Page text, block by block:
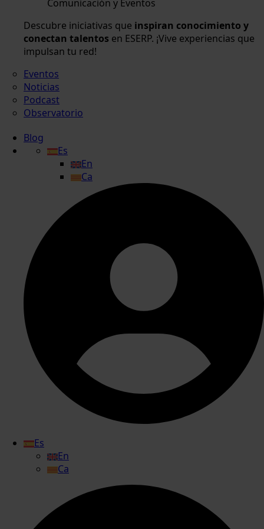
Comunicación y Eventos
Descubre iniciativas que inspiran conocimiento y
conectan talentos en ESERP. ¡Vive experiencias que
impulsan tu red!
Eventos
Noticias
Podcast
Observatorio
Blog
Es
En
Ca
Es
En
Ca